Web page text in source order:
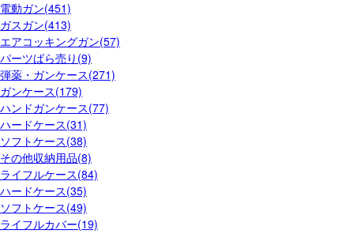
電動ガン(451)
ガスガン(413)
エアコッキングガン(57)
パーツばら売り(9)
弾薬・ガンケース(271)
ガンケース(179)
ハンドガンケース(77)
ハードケース(31)
ソフトケース(38)
その他収納用品(8)
ライフルケース(84)
ハードケース(35)
ソフトケース(49)
ライフルカバー(19)